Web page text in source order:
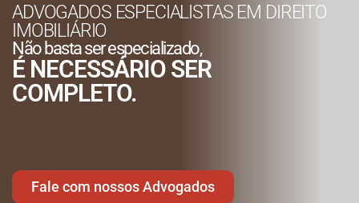
ADVOGADOS ESPECIALISTAS EM DIREITO
IMOBILIÁRIO
Não basta ser especializado,
É NECESSÁRIO SER
COMPLETO.
Fale com nossos Advogados